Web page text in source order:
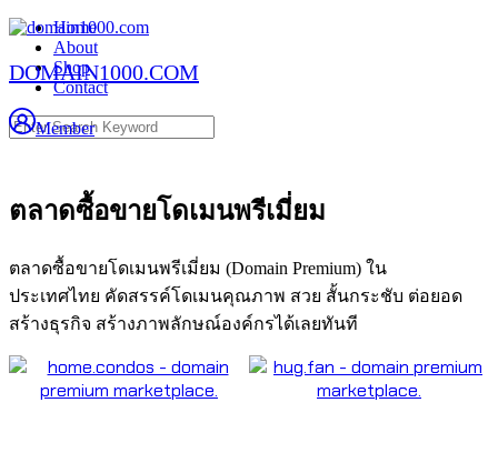
Skip
content
DOMAIN1000.COM
Member
Home
About
Shop
Contact
Search
for:
ตลาดซื้อขายโดเมนพรีเมี่ยม
ตลาดซื้อขายโดเมนพรีเมี่ยม (Domain Premium) ใน
ประเทศไทย คัดสรรค์โดเมนคุณภาพ สวย สั้นกระชับ ต่อยอด
สร้างธุรกิจ สร้างภาพลักษณ์องค์กรได้เลยทันที